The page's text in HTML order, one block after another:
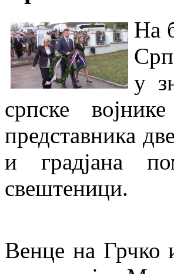
На
у
српске
представника
и градјана
свештеници.
Венце на Грчко